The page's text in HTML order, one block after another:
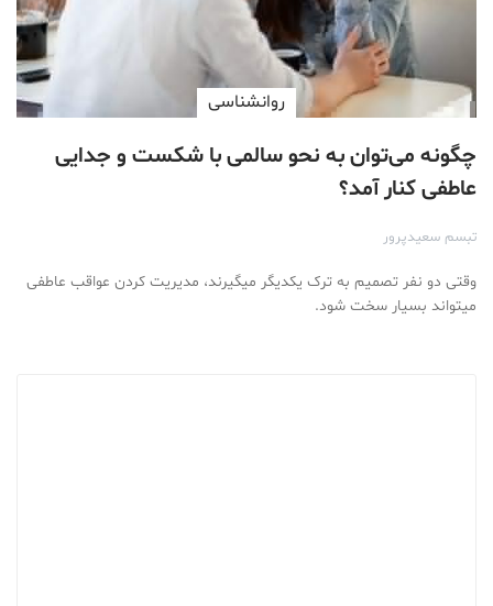
روانشناسی
چگونه می‌توان به نحو سالمی با شکست و جدایی
عاطفی کنار آمد؟
تبسم سعیدپرور
وقتی دو نفر تصمیم به ترک یکدیگر میگیرند، مدیریت کردن عواقب عاطفی
میتواند بسیار سخت شود.